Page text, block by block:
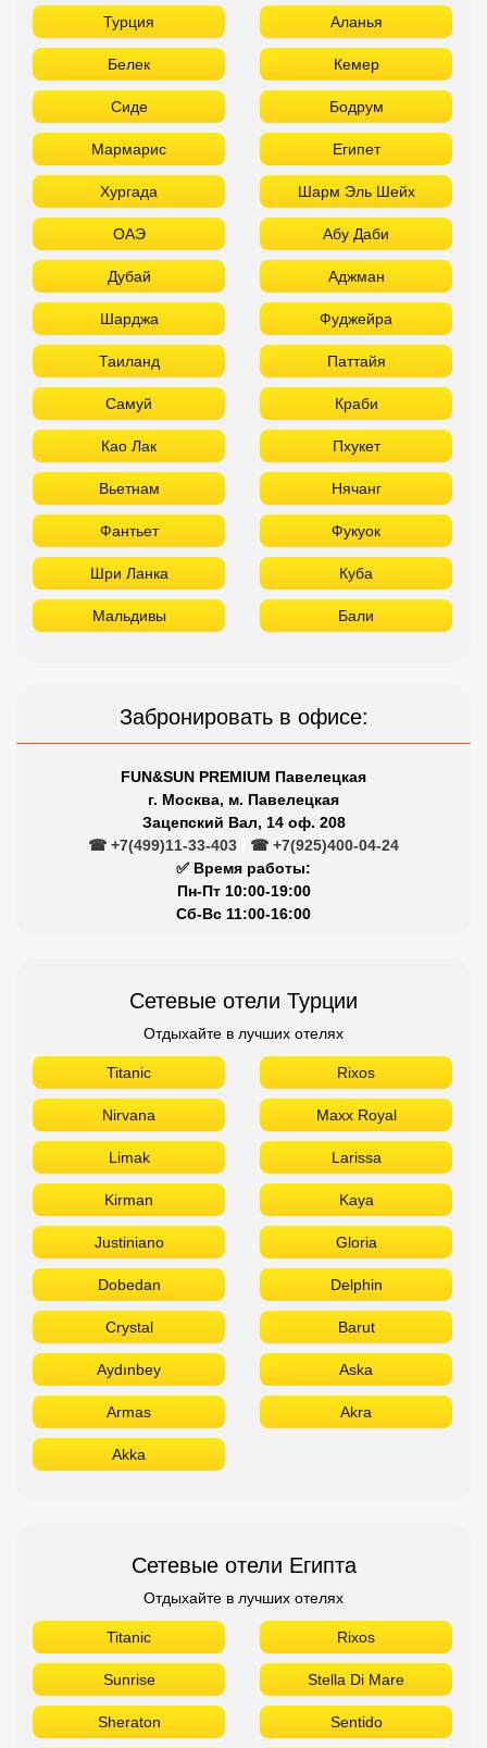
ОАЭ Абу Даби
Дубай Аджман
Шарджа Фуджейра
Таиланд Паттайя
Самуй Краби
Као Лак Пхукет
Вьетнам Нячанг
Фантьет Фукуок
Шри Ланка Куба
Мальдивы Бали
Забронировать в офисе:
FUN&SUN PREMIUM Павелецкая
г. Москва, м. Павелецкая
Зацепский Вал, 14 оф. 208
☎ +7(499)11-33-403
☎ +7(925)400-04-24
Сетевые отели Турции
Отдыхайте в лучших отелях
Titanic
Justiniano Gloria
Dobedan Delphin
Crystal Barut
Aydınbey Aska
Armas Akra
Akka
Сетевые отели Египта
Отдыхайте в лучших отелях
Novotel Movenpick
Jaz Hilton
Azur